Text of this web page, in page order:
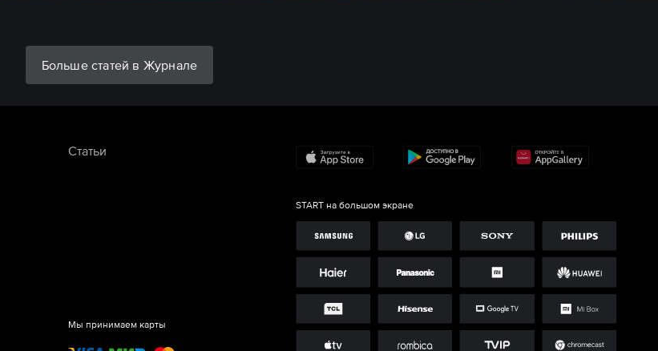
Больше статей в Журнале
Статьи
Мы принимаем карты
START на большом экране